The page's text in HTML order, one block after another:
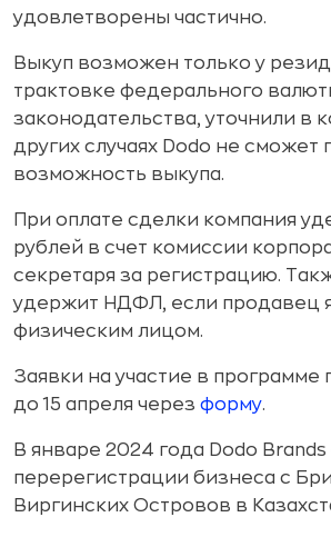
удовлетворены частично.
Выкуп возможен только у
трактовке федерального
законодательства, уточнили в
других случаях Dodo не сможет
возможность выкупа.
При оплате сделки компания
рублей в счет комиссии
секретаря за регистрацию.
удержит НДФЛ, если продавец
физическим лицом.
Заявки на участие в программе
до 15 апреля через форму.
В январе 2024 года Dodo
перерегистрации бизнеса с
Виргинских Островов в